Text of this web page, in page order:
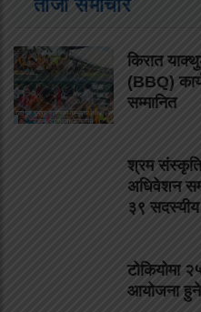
ताजा समाचार
किरात
(BBQ)
सम्मानित
श्रम संस्कृति
अधिवेशन
३९ सदस्यीय
टोकियोमा
आयोजना हुने